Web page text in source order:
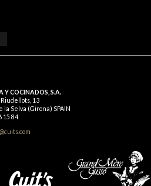
Y COCINADOS, S.A.
Riudellots, 13
la Selva (Girona) SPAIN
15 84